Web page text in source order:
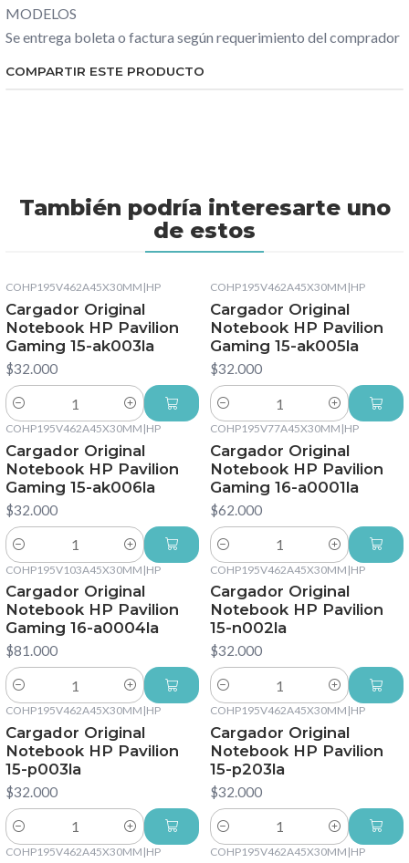
MODELOS
Se entrega boleta o factura según requerimiento del comprador
COMPARTIR ESTE PRODUCTO
También podría interesarte uno
de estos
COHP195V462A45X30MM |HP
Cargador Original
Notebook HP Pavilion
Gaming 15-ak003la
$32.000
Cantidad
COHP195V462A45X30MM |HP
Cargador Original
Notebook HP Pavilion
Gaming 15-ak005la
$32.000
Cantidad
COHP195V462A45X30MM |HP
Cargador Original
Notebook HP Pavilion
Gaming 15-ak006la
$32.000
Cantidad
COHP195V77A45X30MM |HP
Cargador Original
Notebook HP Pavilion
Gaming 16-a0001la
$62.000
Cantidad
COHP195V103A45X30MM |HP
Cargador Original
Notebook HP Pavilion
Gaming 16-a0004la
$81.000
Cantidad
COHP195V462A45X30MM |HP
Cargador Original
Notebook HP Pavilion
15-n002la
$32.000
Cantidad
COHP195V462A45X30MM |HP
Cargador Original
Notebook HP Pavilion
15-p003la
$32.000
Cantidad
COHP195V462A45X30MM |HP
Cargador Original
Notebook HP Pavilion
15-p203la
$32.000
Cantidad
COHP195V462A45X30MM |HP COHP195V462A45X30MM |HP